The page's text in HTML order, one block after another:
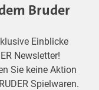
Bruder
Einblicke
Newsletter!
Sie keine Aktion
Spielwaren.